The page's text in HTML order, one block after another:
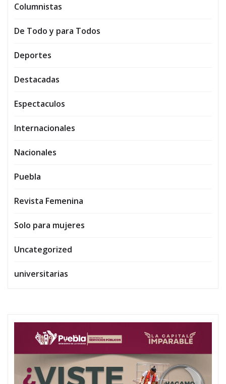
Columnistas
De Todo y para Todos
Deportes
Destacadas
Espectaculos
Internacionales
Nacionales
Puebla
Revista Femenina
Solo para mujeres
Uncategorized
universitarias